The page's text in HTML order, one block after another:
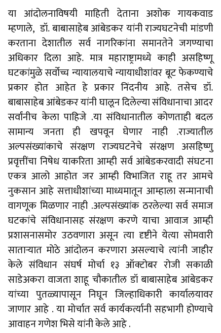
या आंदोलनाविषयी माहिती देताना अशोक गायकवाड
म्हणाले, डॉ. बाबासाहेब आंबेडकर यांनी राज्यघटनेची मांडणी
करताना देशातील सर्व नागरिकांना समानतेने जगण्याचा
अधिकार दिला आहे. मात्र महाराष्ट्रामध्ये काही असहिष्णू
घटकांमुळे सर्वोच्च न्यायालयाचे न्यायाधीशांवर बूट फेकण्याचे
प्रकार होत आहेत हे प्रकार निंदनीय आहे. तसेच डॉ.
बाबासाहेब आंबेडकर यांनी घालून दिलेल्या संविधानाचा आदर
सर्वांनीच केला पाहिजे .या संविधानातील कोणताही बदल
सामान्य जनता ही खपवून घेणार नाही .राज्यातील
अल्पसंख्यांकाचे संरक्षण राज्यघटनेचे संरक्षण असहिष्णु
प्रवृत्तींचा निषेध याकरिता आम्ही सर्व आंबेडकरवादी संघटना
एकत्र आलो आहोत जर आम्ही विभाजित राहू तर आमचे
नुकसान आहे सत्ताधीशांच्या माध्यमातून आम्हाला सन्मानाची
वागणूक मिळणार नाही .अल्पसंख्यांक ठरलेल्या सर्व समाज
घटकांचे संविधानासह संरक्षण करणे याचा आवाज आम्ही
प्रशासनासमोर उठवणारा असून त्या दृष्टीने येत्या सोमवारी
साताऱ्यात मोठे आंदोलन करणारा असल्याचे त्यांनी जाहीर
केले संविधान संघर्ष मोर्चा १३ ऑक्टोबर रोजी सकाळी
साडेअकरा वाजता शाहू चौकातील डॉ बाबासाहेब आंबेडकर
यांच्या पुतळ्यापासून निघून जिल्हाधिकारी कार्यालयावर
जाणार आहे . या मोर्चात सर्व कार्यकर्त्यानी सहभागी होण्याचे
आवाहन गणेश भिसे यांनी केले आहे .